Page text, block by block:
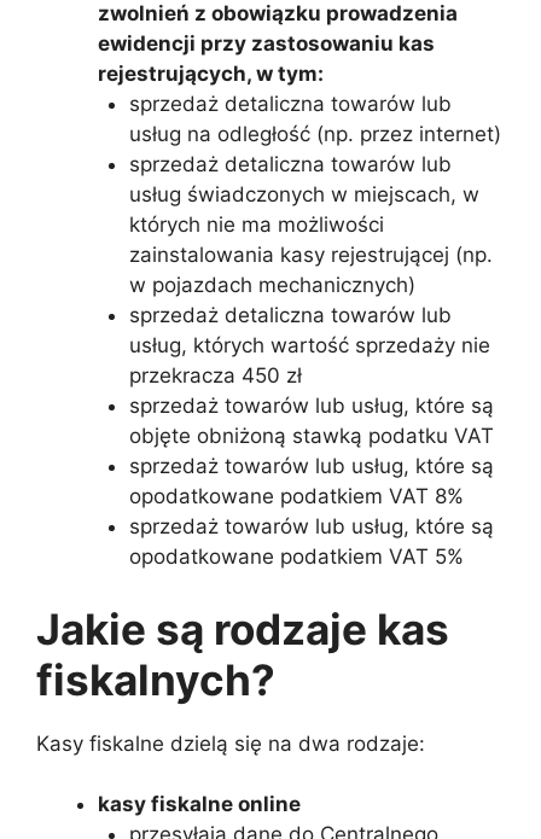
zwolnień z obowiązku prowadzenia
ewidencji przy zastosowaniu kas
rejestrujących, w tym:
sprzedaż detaliczna towarów lub
usług na odległość (np. przez internet)
sprzedaż detaliczna towarów lub
usług świadczonych w miejscach, w
których nie ma możliwości
zainstalowania kasy rejestrującej (np.
w pojazdach mechanicznych)
sprzedaż detaliczna towarów lub
usług, których wartość sprzedaży nie
przekracza 450 zł
sprzedaż towarów lub usług, które są
objęte obniżoną stawką podatku VAT
sprzedaż towarów lub usług, które są
opodatkowane podatkiem VAT 8%
sprzedaż towarów lub usług, które są
opodatkowane podatkiem VAT 5%
Jakie są rodzaje kas
fiskalnych?
Kasy fiskalne dzielą się na dwa rodzaje:
kasy fiskalne online